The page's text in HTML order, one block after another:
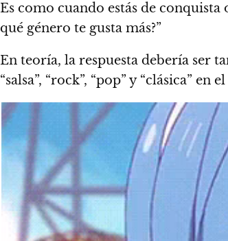
Es como cuando estás de
qué género te gusta más?”
En teoría, la respuesta debería ser
“salsa”, “rock”, “pop” y “clásica” en